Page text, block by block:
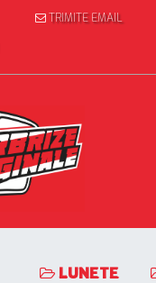
TRIMITE EMAIL
LUNETE